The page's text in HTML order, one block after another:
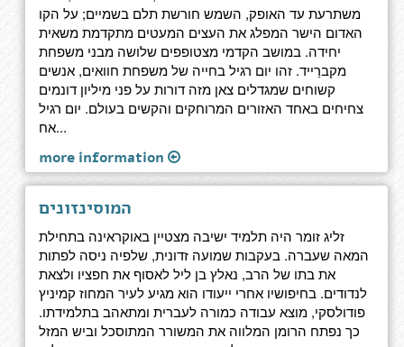
משתרעת עד האופק, השמש חורשת תלם בשמיים; על הקו
האדום הישר המפלג את העצים המעטים מתקדמת משאית
יחידה. במושב הקדמי מצטופפים שלושה מבני משפחת
מקברַייד. זהו יום רגיל בחייה של משפחת חוואים, אנשים
קשוחים שמגדלים צאן מזה דורות על פני מיליון דונמים
צחיחים באחד האזורים המרוחקים והקשים בעולם. יום רגיל
אח...
more information
המוסינזונים
זליג זומר היה תלמיד ישיבה מצטיין באוקראינה בתחילת
המאה שעברה. בעקבות שמועה זדונית, שלפיה ניסה לפתות
את בתו של הרב, נאלץ בן ליל לאסוף את חפציו ולצאת
לנדודים. בחיפושיו אחרי ייעודו הוא מגיע לעיר המחוז קמיניץ
פודולסקי, מוצא עבודה כמורה לעברית ומתאהב בתלמידתו.
כך נפתח הרומן המלווה את המשורר המתוסכל וביש המזל